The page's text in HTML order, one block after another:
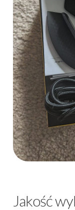
Jakość